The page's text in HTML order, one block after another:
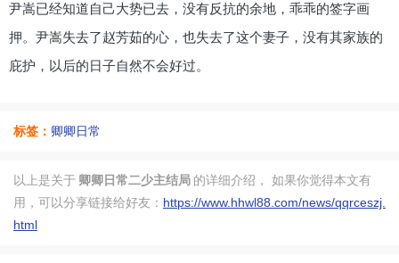
尹嵩已经知道自己大势已去，没有反抗的余地，乖乖的签字画
押。尹嵩失去了赵芳茹的心，也失去了这个妻子，没有其家族的
庇护，以后的日子自然不会好过。
标签： 卿卿日常
以上是关于 卿卿日常二少主结局 的详细介绍， 如果你觉得本文有
用，可以分享链接给好友： https://www.hhwl88.com/news/qqrceszj.
html